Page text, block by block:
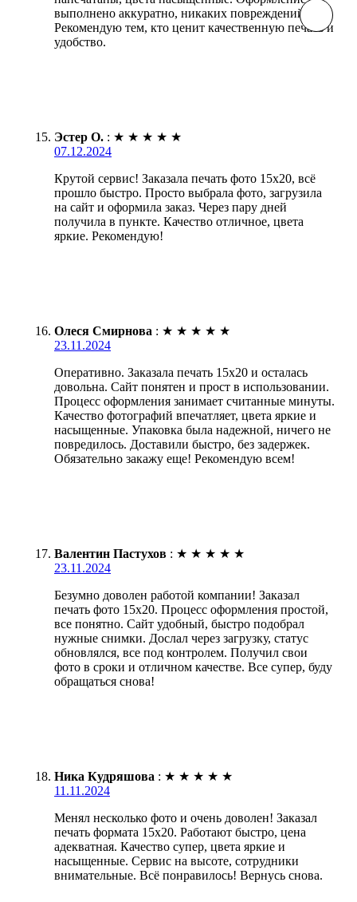
выполнено аккуратно, никаких повреждений.
Рекомендую тем, кто ценит качественную печать и
удобство.
Эстер О. : ★ ★ ★ ★ ★
07.12.2024
Крутой сервис! Заказала печать фото 15х20, всё
прошло быстро. Просто выбрала фото, загрузила
на сайт и оформила заказ. Через пару дней
получила в пункте. Качество отличное, цвета
яркие. Рекомендую!
Олеся Смирнова : ★ ★ ★ ★ ★
23.11.2024
Оперативно. Заказала печать 15х20 и осталась
довольна. Сайт понятен и прост в использовании.
Процесс оформления занимает считанные минуты.
Качество фотографий впечатляет, цвета яркие и
насыщенные. Упаковка была надежной, ничего не
повредилось. Доставили быстро, без задержек.
Обязательно закажу еще! Рекомендую всем!
Валентин Пастухов : ★ ★ ★ ★ ★
23.11.2024
Безумно доволен работой компании! Заказал
печать фото 15х20. Процесс оформления простой,
все понятно. Сайт удобный, быстро подобрал
нужные снимки. Дослал через загрузку, статус
обновлялся, все под контролем. Получил свои
фото в сроки и отличном качестве. Все супер, буду
обращаться снова!
Ника Кудряшова : ★ ★ ★ ★ ★
11.11.2024
Менял несколько фото и очень доволен! Заказал
печать формата 15х20. Работают быстро, цена
адекватная. Качество супер, цвета яркие и
насыщенные. Сервис на высоте, сотрудники
внимательные. Всё понравилось! Вернусь снова.